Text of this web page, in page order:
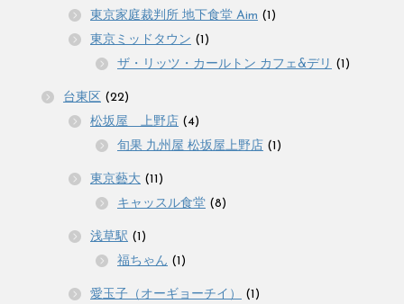
東京家庭裁判所 地下食堂 Aim (1)
東京ミッドタウン (1)
ザ・リッツ・カールトン カフェ&デリ (1)
台東区 (22)
松坂屋 上野店 (4)
旬果 九州屋 松坂屋上野店 (1)
東京藝大 (11)
キャッスル食堂 (8)
浅草駅 (1)
福ちゃん (1)
愛玉子（オーギョーチイ）
(1)